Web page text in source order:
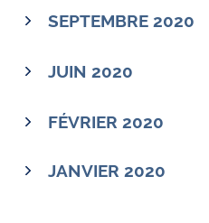
SEPTEMBRE 2020
JUIN 2020
FÉVRIER 2020
JANVIER 2020